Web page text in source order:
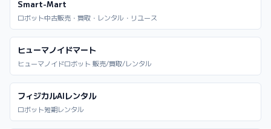
Smart-Mart
ロボット中古販売・買取・レンタル・リユース
ヒューマノイドマート
ヒューマノイドロボット 販売/買取/レンタル
フィジカルAIレンタル
ロボット短期レンタル